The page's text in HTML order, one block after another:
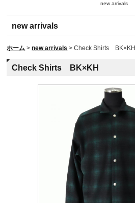
new arrivals
new arrivals
ホーム > new arrivals > Check Shirts BK×KH
Check Shirts BK×KH